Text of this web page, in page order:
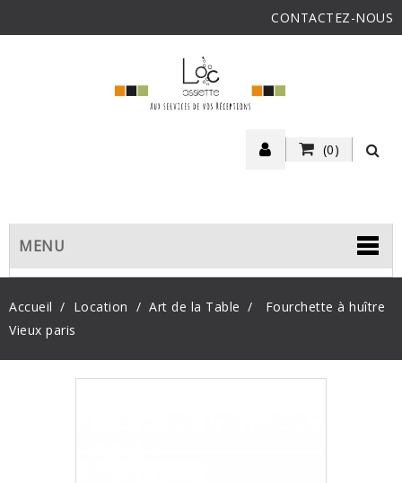
CONTACTEZ-NOUS
(0)
MENU
Accueil Location Art de la Table
Fourchette à huître
Vieux paris